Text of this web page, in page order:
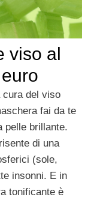
viso al
cura del viso
fai da te
pelle brillante.
di una
(sole,
insonni. E in
tonificante è